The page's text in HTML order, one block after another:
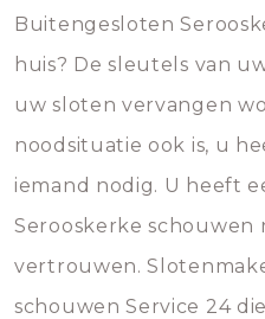
Buitengesloten
huis? De sleutels van
uw sloten vervangen
noodsituatie ook is, u
iemand nodig. U heeft
Serooskerke
vertrouwen.
schouwen Service 24